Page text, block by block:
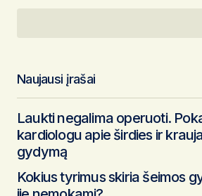
nebereiktų įvesti iš naujo, kai
norėsiu parašyti komentarą.
Pateikti komentarą
Naujausi įrašai
Laukti negalima operuoti.
kardiologu apie širdies ir
gydymą
Kokius tyrimus skiria šeimos